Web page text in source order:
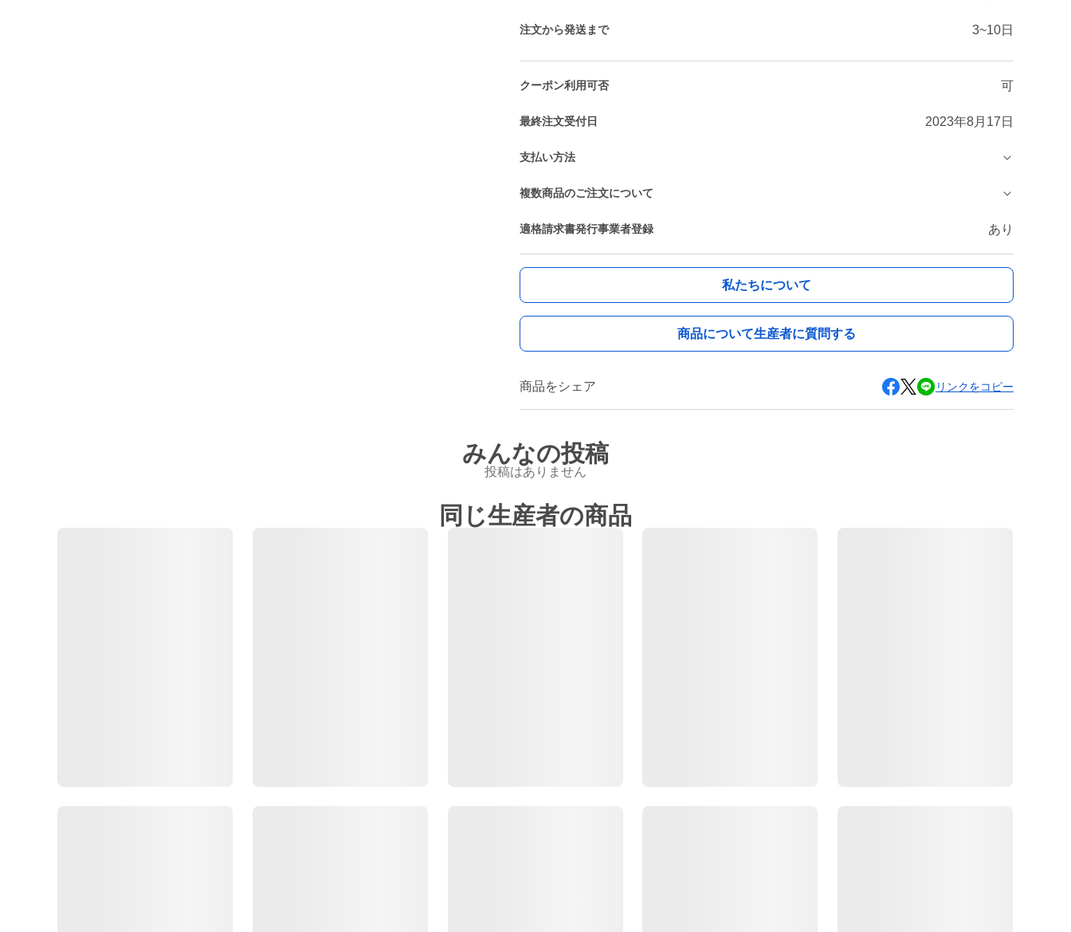
注文から発送まで 3~10日
クーポン利用可否 可
最終注文受付日 2023年8月17日
支払い方法
複数商品のご注文について
適格請求書発行事業者登録 あり
私たちについて
商品について生産者に質問する
商品をシェア リンクをコピー
みんなの投稿
投稿はありません
同じ生産者の商品